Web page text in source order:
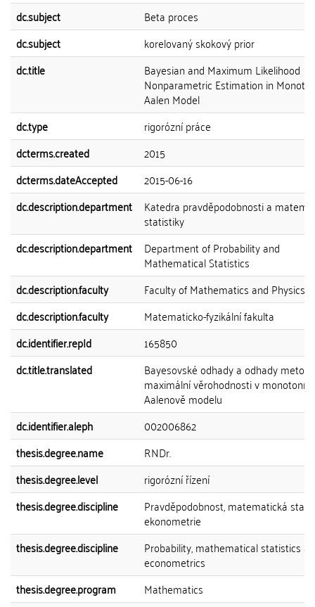
dc.subject
Beta proces
dc.subject
korelovaný skokový prior
dc.title
Bayesian and Maximum Likelihood
Nonparametric Estimation in
Aalen Model
dc.type
rigorózní práce
dcterms.created
2015
dcterms.dateAccepted
2015-06-16
dc.description.department
Katedra pravděpodobnosti a
statistiky
dc.description.department
Department of Probability and
Mathematical Statistics
dc.description.faculty
Faculty of Mathematics and Physics
dc.description.faculty
Matematicko-fyzikální fakulta
dc.identifier.repId
165850
dc.title.translated
Bayesovské odhady a odhady
maximální věrohodnosti v
Aalenově modelu
dc.identifier.aleph
002006862
thesis.degree.name
RNDr.
thesis.degree.level
rigorózní řízení
thesis.degree.discipline
Pravděpodobnost, matematická
ekonometrie
thesis.degree.discipline
Probability, mathematical statistics
econometrics
thesis.degree.program
Mathematics